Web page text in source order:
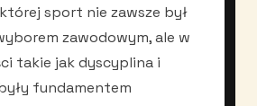
sport nie zawsze był
zawodowym, ale w
takie jak dyscyplina i
fundamentem